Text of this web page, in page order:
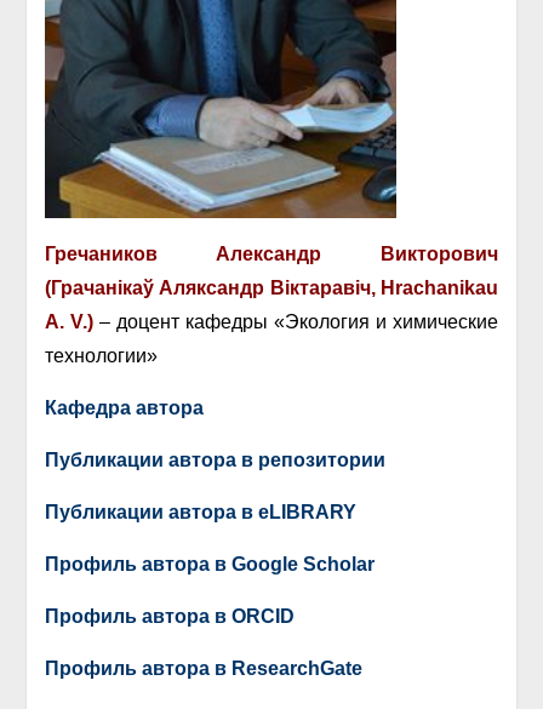
Гречаников Александр Викторович
(Грачанікаў Аляксандр Віктаравіч, Hrachanikau
A. V.)– доцент кафедры «Экология и химические
технологии»
Кафедра автора
Публикации автора в репозитории
Публикации автора в eLIBRARY
Профиль автора в Google Scholar
Профиль автора в ORCID
Профиль автора в ResearchGate